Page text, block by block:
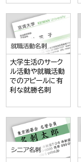
大学生活のサーク
ル活動や就職活動
でのアピールに有
利な就勝名刺